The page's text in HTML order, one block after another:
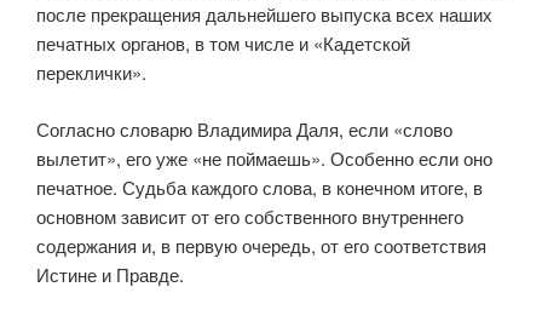
после прекращения дальней­шего выпуска всех наших
печатных органов, в том числе и «Кадетской
переклички».
Согласно словарю Владимира Даля, если «слово
вылетит», его уже «не поймаешь». Особенно если оно
печатное. Судьба каждого слова, в конечном итоге, в
основном зависит от его собственного внутреннего
содержания и, в первую очередь, от его соответствия
Истине и Правде.